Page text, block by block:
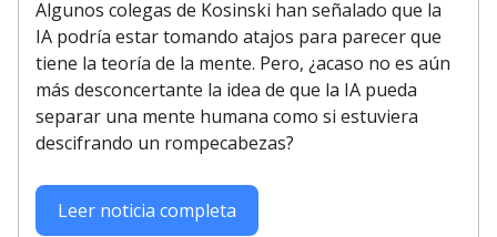
Algunos colegas de Kosinski han señalado que la
IA podría estar tomando atajos para parecer que
tiene la teoría de la mente. Pero, ¿acaso no es aún
más desconcertante la idea de que la IA pueda
separar una mente humana como si estuviera
descifrando un rompecabezas?
Leer noticia completa